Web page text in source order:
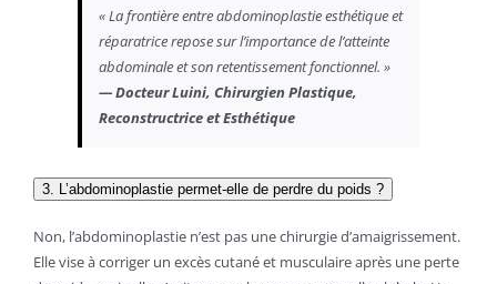
« La frontière entre abdominoplastie esthétique et
réparatrice repose sur l’importance de l’atteinte
abdominale et son retentissement fonctionnel. »
— Docteur Luini, Chirurgien Plastique,
Reconstructrice et Esthétique
3. L’abdominoplastie permet-elle de perdre du poids ?
Non, l’abdominoplastie n’est pas une chirurgie d’amaigrissement.
Elle vise à corriger un excès cutané et musculaire après une perte